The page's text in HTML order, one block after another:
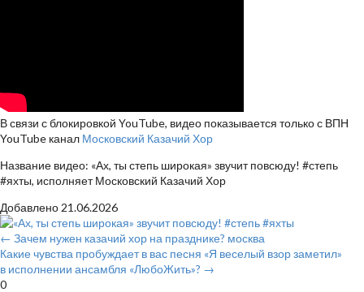
В связи с блокировкой YouTube, видео показывается только с ВПН
YouTube канал Московский Казачий Хор
Название видео: «Ах, ты степь широкая» звучит повсюду! #степь
#яхты, исполняет Московский Казачий Хор
Добавлено 21.06.2026
← Зачем нужен казачий хор на празднике? москва
Какие чувства пробуждает в вас песня «Я веселый взор заметил»
в исполнении ансамбля «ЛюбоЖить»? →
0